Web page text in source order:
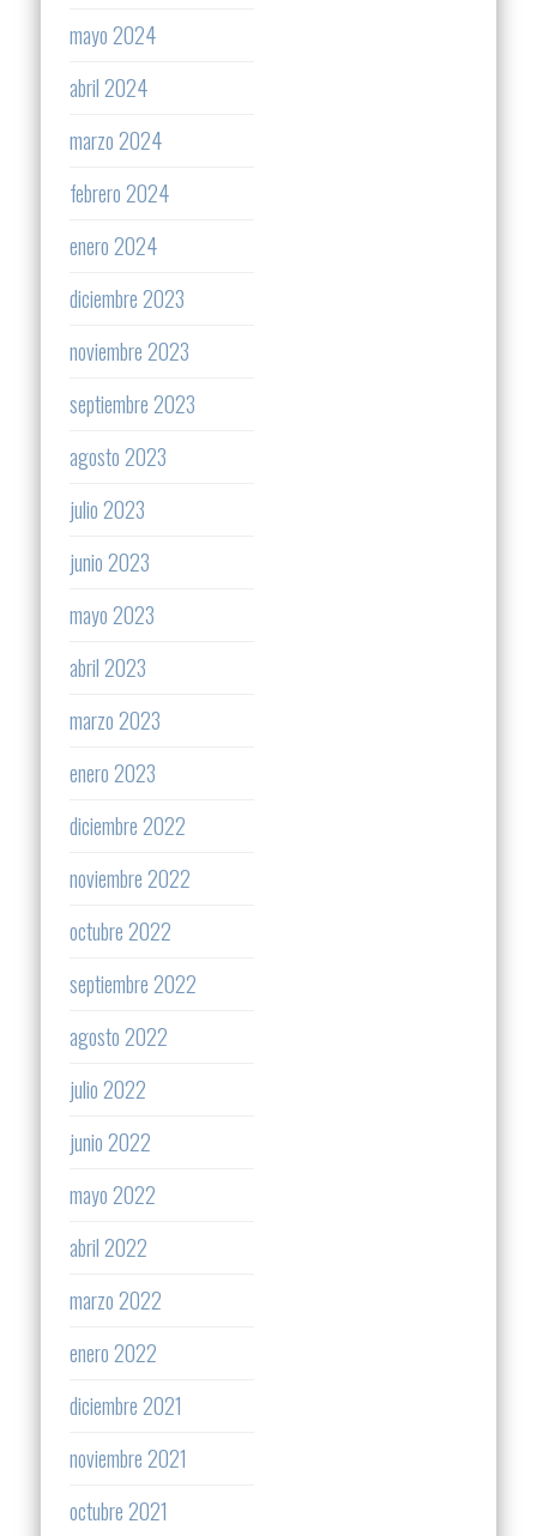
mayo 2024
abril 2024
marzo 2024
febrero 2024
enero 2024
diciembre 2023
noviembre 2023
septiembre 2023
agosto 2023
julio 2023
junio 2023
mayo 2023
abril 2023
marzo 2023
enero 2023
diciembre 2022
noviembre 2022
octubre 2022
septiembre 2022
agosto 2022
julio 2022
junio 2022
mayo 2022
abril 2022
marzo 2022
enero 2022
diciembre 2021
noviembre 2021
octubre 2021